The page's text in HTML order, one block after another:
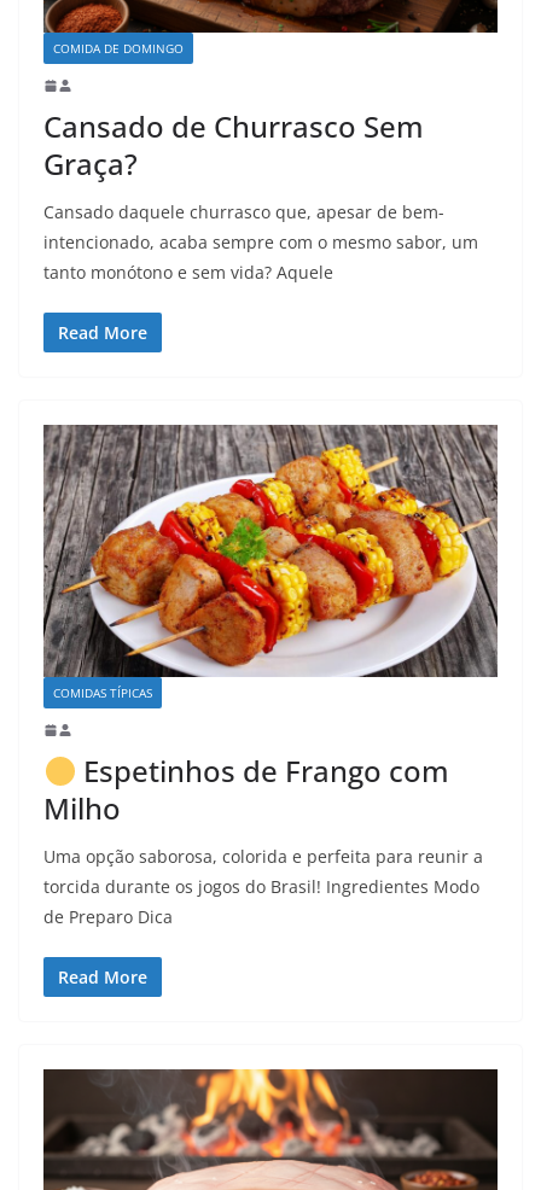
COMIDA DE DOMINGO
Cansado de Churrasco Sem
Graça?
Cansado daquele churrasco que, apesar de bem-
intencionado, acaba sempre com o mesmo sabor, um
tanto monótono e sem vida? Aquele
Read More
COMIDAS TÍPICAS
Espetinhos de Frango com
Milho
Uma opção saborosa, colorida e perfeita para reunir a
torcida durante os jogos do Brasil! Ingredientes Modo
de Preparo Dica
Read More